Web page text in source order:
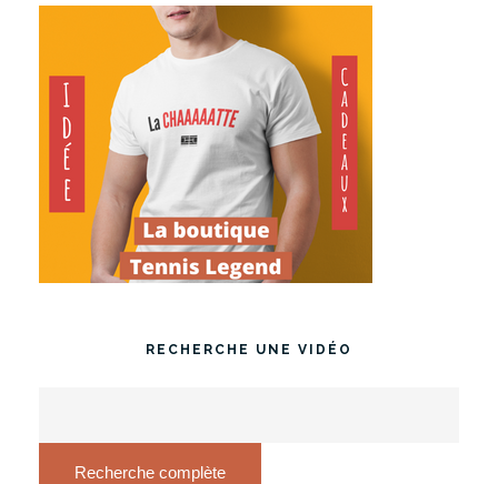
RECHERCHE UNE VIDÉO
Recherche complète